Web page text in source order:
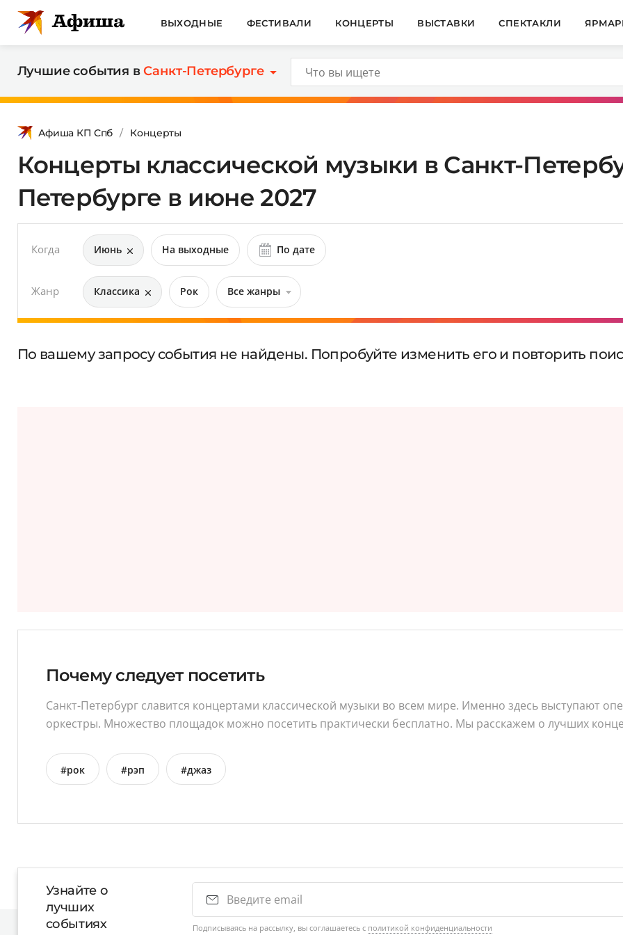
ВЫХОДНЫЕ ФЕСТИВАЛИ КОНЦЕРТЫ ВЫСТАВКИ СПЕКТАКЛИ
Лучшие события вСанкт-Петербурге
Афиша КП Спб Концерты
Концерты классической музыки в Санкт-
Петербурге в июне 2027
Когда Июнь На выходные По дате
Жанр Классика Рок Все жанры
По вашему запросу события не найдены. Попробуйте изменить его и повторить
Почему следует посетить
Санкт-Петербург славится концертами классической музыки во всем мире. Именно здесь выступают
оркестры. Множество площадок можно посетить практически бесплатно. Мы расскажем о лучших
#рок #рэп #джаз
Узнайте о
лучших
событиях
Подписываясь на рассылку, вы соглашаетесь с политикой конфиденциальности